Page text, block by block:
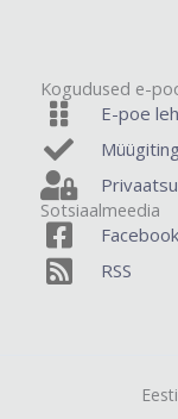
Kogudused e-
E-poe
Sotsiaalmeedia
Facebook
RSS